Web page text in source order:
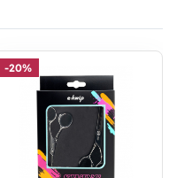
-20%